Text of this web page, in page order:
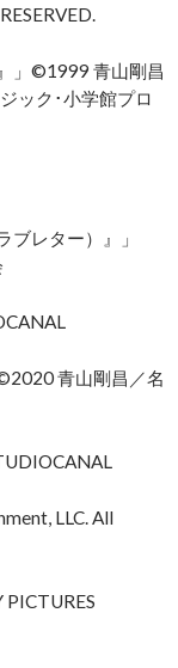
」©1999 青山剛昌
ック･小学館プロ
レター）』」
青山剛昌／名
LLC. All
PICTURES